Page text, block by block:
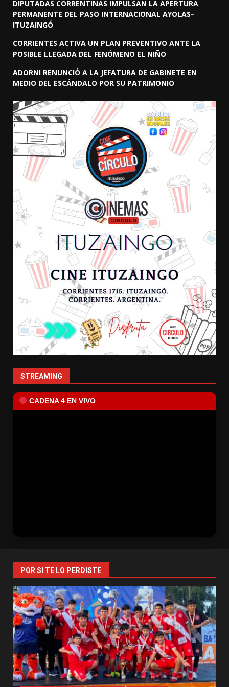
DIPUTADAS CORRENTINAS IMPULSAN LA APERTURA
PERMANENTE DEL PASO INTERNACIONAL AYOLAS–
ITUZAINGÓ
CORRIENTES ACTIVA UN PLAN PREVENTIVO ANTE LA
POSIBLE LLEGADA DEL FENÓMENO EL NIÑO
ADORNI RENUNCIÓ A LA JEFATURA DE GABINETE EN
MEDIO DEL ESCÁNDALO POR SU PATRIMONIO
STREAMING
CADENA 4 EN VIVO
POR SI TE LO PERDISTE